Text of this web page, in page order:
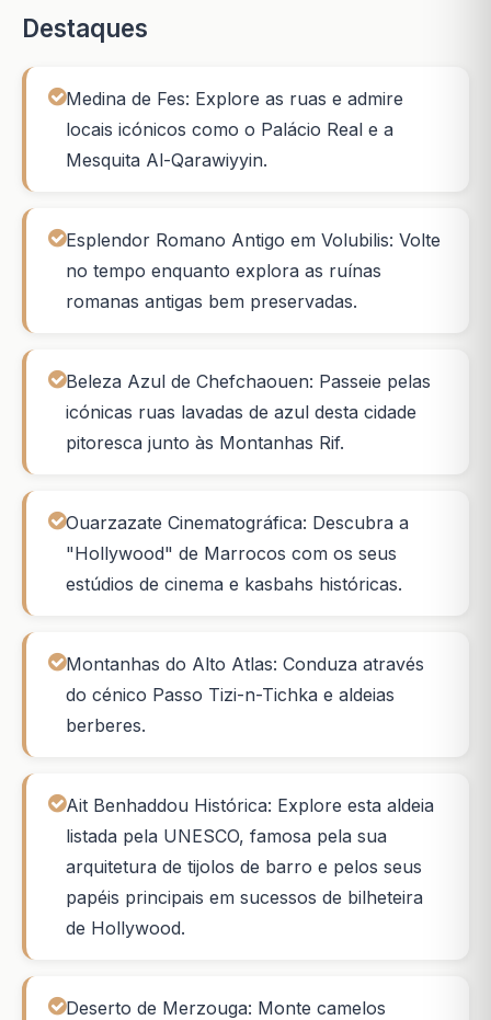
Destaques
Medina de Fes: Explore as ruas e admire
locais icónicos como o Palácio Real e a
Mesquita Al-Qarawiyyin.
Esplendor Romano Antigo em Volubilis: Volte
no tempo enquanto explora as ruínas
romanas antigas bem preservadas.
Beleza Azul de Chefchaouen: Passeie pelas
icónicas ruas lavadas de azul desta cidade
pitoresca junto às Montanhas Rif.
Ouarzazate Cinematográfica: Descubra a
"Hollywood" de Marrocos com os seus
estúdios de cinema e kasbahs históricas.
Montanhas do Alto Atlas: Conduza através
do cénico Passo Tizi-n-Tichka e aldeias
berberes.
Ait Benhaddou Histórica: Explore esta aldeia
listada pela UNESCO, famosa pela sua
arquitetura de tijolos de barro e pelos seus
papéis principais em sucessos de bilheteira
de Hollywood.
Deserto de Merzouga: Monte camelos